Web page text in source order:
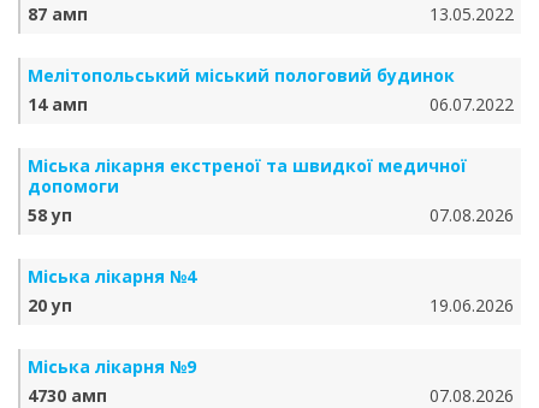
87 амп
13.05.2022
Мелітопольський міський пологовий будинок
14 амп
06.07.2022
Міська лікарня екстреної та швидкої медичної
допомоги
58 уп
07.08.2026
Міська лікарня №4
20 уп
19.06.2026
Міська лікарня №9
4730 амп
07.08.2026